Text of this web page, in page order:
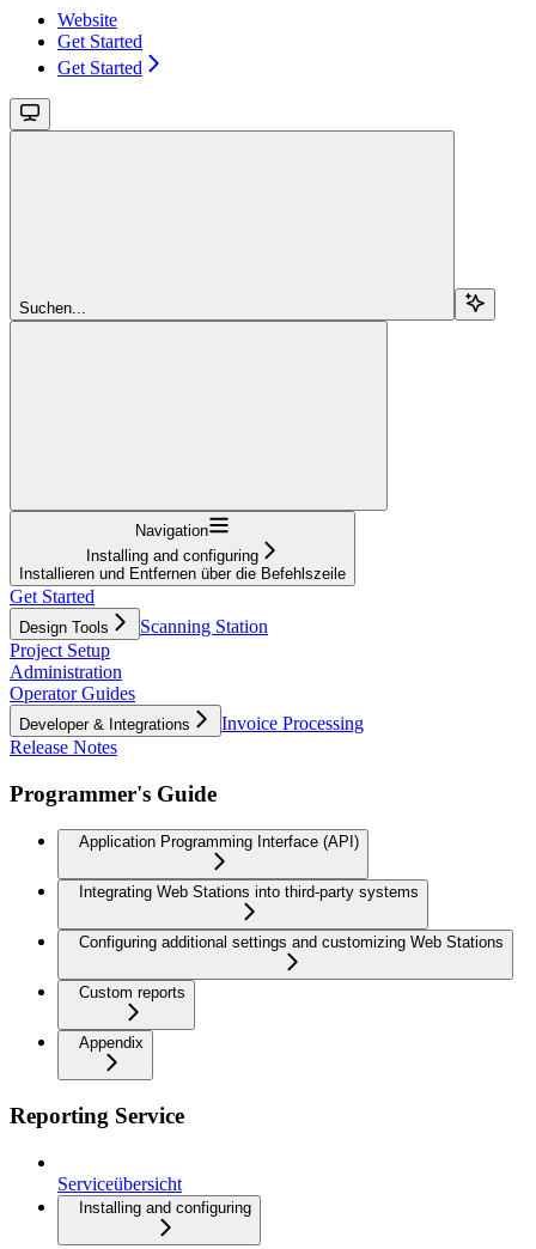
Website
Get Started
Get Started
Suchen...
Navigation
Installing and configuring
Installieren und Entfernen über die Befehlszeile
Get Started
Design Tools
Scanning Station
Project Setup
Administration
Operator Guides
Developer & Integrations
Invoice Processing
Release Notes
Programmer's Guide
Application Programming Interface (API)
Integrating Web Stations into third-party systems
Configuring additional settings and customizing Web Stations
Custom reports
Appendix
Reporting Service
Serviceübersicht
Installing and configuring